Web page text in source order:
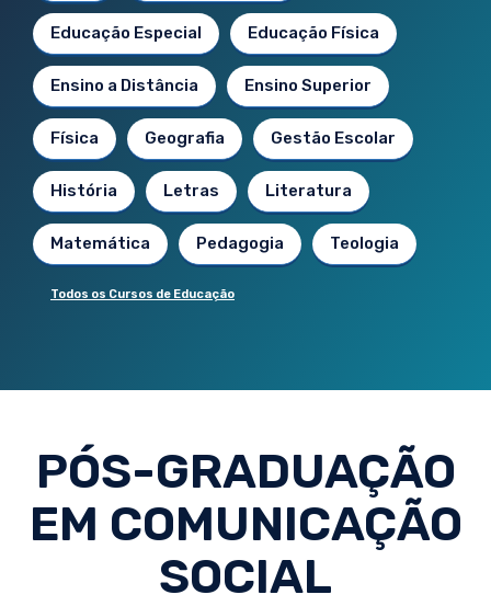
Educação Especial Educação Física
Ensino a Distância Ensino Superior
Física Geografia Gestão Escolar
História Letras Literatura
Matemática Pedagogia Teologia
Todos os Cursos de Educação
PÓS-GRADUAÇÃO
EM COMUNICAÇÃO
SOCIAL